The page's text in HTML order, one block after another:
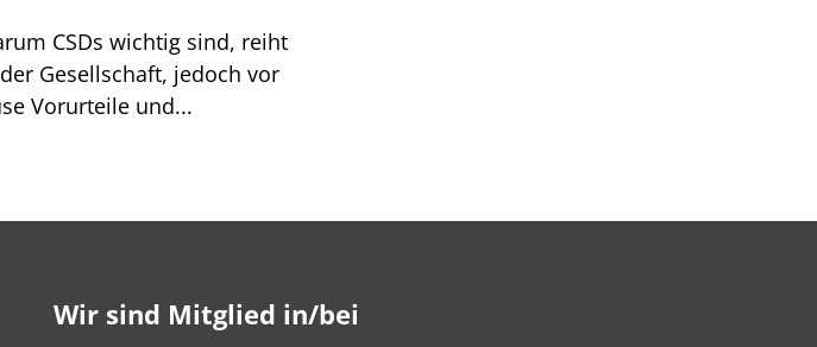
CSDs wichtig sind, reiht
Gesellschaft, jedoch vor
Vorurteile und...
Wir sind Mitglied in/bei